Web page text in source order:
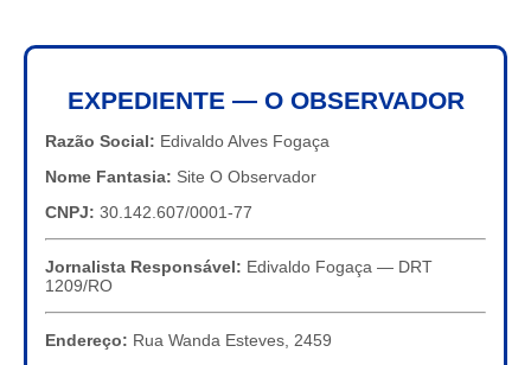
EXPEDIENTE — O OBSERVADOR
Razão Social: Edivaldo Alves Fogaça
Nome Fantasia: Site O Observador
CNPJ: 30.142.607/0001-77
Jornalista Responsável: Edivaldo Fogaça — DRT
1209/RO
Endereço: Rua Wanda Esteves, 2459